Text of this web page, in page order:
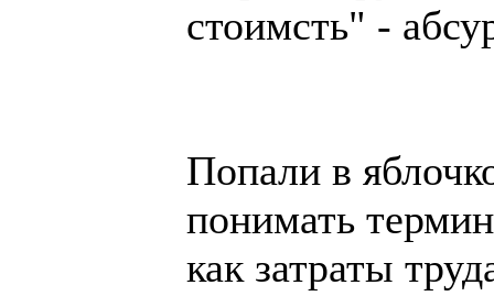
стоимсть" -
Попали в
понимать
как затраты